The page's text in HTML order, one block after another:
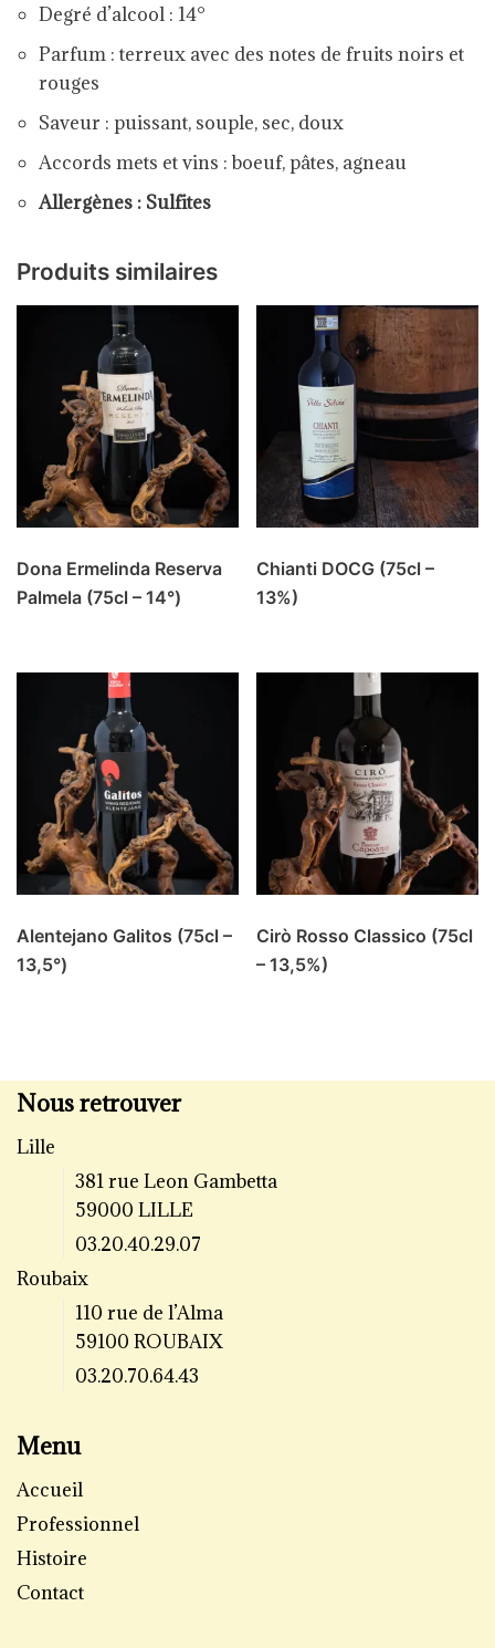
Degré d’alcool : 14°
Parfum : terreux avec des notes de fruits noirs et
rouges
Saveur : puissant, souple, sec, doux
Accords mets et vins :boeuf, pâtes, agneau
Allergènes : Sulfites
Produits similaires
Dona Ermelinda Reserva
Palmela (75cl – 14°)
Chianti DOCG (75cl –
13%)
Alentejano Galitos (75cl –
13,5°)
Cirò Rosso Classico (75cl
– 13,5%)
Nous retrouver
Lille
381 rue Leon Gambetta
59000 LILLE
03.20.40.29.07
Roubaix
110 rue de l’Alma
59100 ROUBAIX
03.20.70.64.43
Menu
Accueil
Professionnel
Histoire
Contact